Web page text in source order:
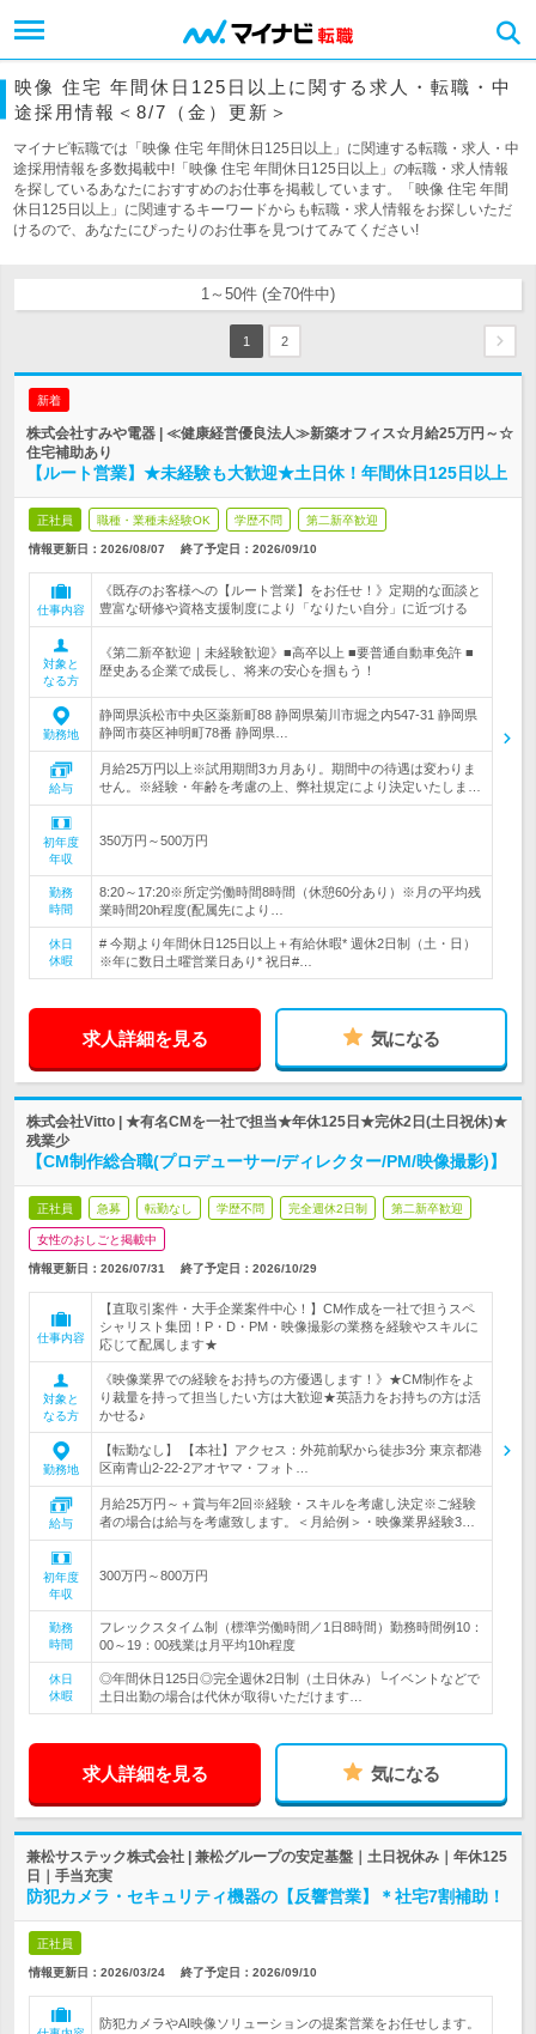
映像 住宅 年間休日125日以上に関する求人・転職・中
途採用情報＜8/7（金）更新＞
マイナビ転職では「映像 住宅 年間休日125日以上」に関連する転職・求人・中
途採用情報を多数掲載中!「映像 住宅 年間休日125日以上」の転職・求人情報
を探しているあなたにおすすめのお仕事を掲載しています。「映像 住宅 年間
休日125日以上」に関連するキーワードからも転職・求人情報をお探しいただ
けるので、あなたにぴったりのお仕事を見つけてみてください!
1～50件 (全70件中)
1 2
新着
株式会社すみや電器 | ≪健康経営優良法人≫新築オフィス☆月給25万円～☆
住宅補助あり
【ルート営業】★未経験も大歓迎★土日休！年間休日125日以上
正社員 職種・業種未経験OK 学歴不問 第二新卒歓迎
情報更新日：2026/08/07 終了予定日： 2026/09/10
仕事内容
《既存のお客様への【ルート営業】をお任せ！》定期的な面談と
豊富な研修や資格支援制度により「なりたい自分」に近づける
対象と
なる方
《第二新卒歓迎｜未経験歓迎》■高卒以上 ■要普通自動車免許 ■
歴史ある企業で成長し、将来の安心を掴もう！
勤務地
静岡県浜松市中央区薬新町88 静岡県菊川市堀之内547-31 静岡県
静岡市葵区神明町78番 静岡県…
給与
月給25万円以上※試用期間3カ月あり。期間中の待遇は変わりま
せん。※経験・年齢を考慮の上、弊社規定により決定いたしま…
初年度
年収
350万円～500万円
勤務
時間
8:20～17:20※所定労働時間8時間（休憩60分あり）※月の平均残
業時間20h程度(配属先により…
休日
休暇
# 今期より年間休日125日以上＋有給休暇* 週休2日制（土・日）
※年に数日土曜営業日あり* 祝日#…
求人詳細を見る 気になる
株式会社Vitto | ★有名CMを一社で担当★年休125日★完休2日(土日祝休)★
残業少
【CM制作総合職(プロデューサー/ディレクター/PM/映像撮影)】
正社員 急募 転勤なし 学歴不問 完全週休2日制 第二新卒歓迎
女性のおしごと掲載中
情報更新日：2026/07/31 終了予定日： 2026/10/29
仕事内容
【直取引案件・大手企業案件中心！】CM作成を一社で担うスペ
シャリスト集団！P・D・PM・映像撮影の業務を経験やスキルに
応じて配属します★
対象と
なる方
《映像業界での経験をお持ちの方優遇します！》★CM制作をよ
り裁量を持って担当したい方は大歓迎★英語力をお持ちの方は活
かせる♪
勤務地
【転勤なし】 【本社】アクセス：外苑前駅から徒歩3分 東京都港
区南青山2-22-2アオヤマ・フォト…
給与
月給25万円～＋賞与年2回※経験・スキルを考慮し決定※ご経験
者の場合は給与を考慮致します。＜月給例＞・映像業界経験3…
初年度
年収
300万円～800万円
勤務
時間
フレックスタイム制（標準労働時間／1日8時間）勤務時間例10：
00～19：00残業は月平均10h程度
休日
休暇
◎年間休日125日◎完全週休2日制（土日休み）└イベントなどで
土日出勤の場合は代休が取得いただけます…
求人詳細を見る 気になる
兼松サステック株式会社 | 兼松グループの安定基盤｜土日祝休み｜年休125
日｜手当充実
防犯カメラ・セキュリティ機器の【反響営業】＊社宅7割補助！
正社員
情報更新日：2026/03/24 終了予定日： 2026/09/10
防犯カメラやAI映像ソリューションの提案営業をお任せします。